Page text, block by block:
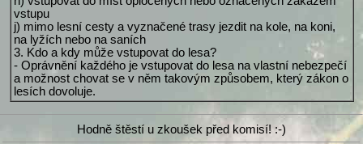
vstupu
j) mimo lesní cesty a vyznačené trasy jezdit na kole, na koni,
na lyžích nebo na saních
3. Kdo a kdy může vstupovat do lesa?
- Oprávnění každého je vstupovat do lesa na vlastní nebezpečí
a možnost chovat se v něm takovým způsobem, který zákon o
lesích dovoluje.
Hodně štěstí u zkoušek před komisí! :-)